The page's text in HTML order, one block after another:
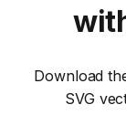
Download
SVG